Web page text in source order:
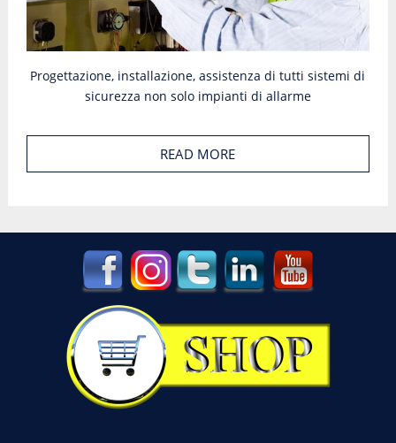
Progettazione, installazione, assistenza di tutti sistemi di
sicurezza non solo impianti di allarme
READ MORE